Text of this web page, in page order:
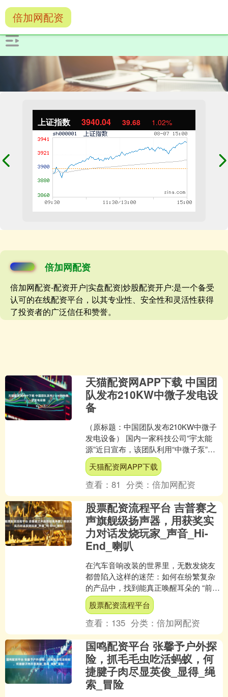
上证指数 3940.04 39.68 1.02%
倍加网配资
倍加网配资-配资开户|实盘配资|炒股配资开户:是一个备受
认可的在线配资平台，以其专业性、安全性和灵活性获得
了投资者的广泛信任和赞誉。
倍加网配资
天猫配资网APP下载 中国团
队发布210KW中微子发电设
备
（原标题：中国团队发布210KW中微子
发电设备） 国内一家科技公司“宇太能
源”近日宣布，该团队利用“中微子泵”技
术制造的发电设备，实现连续72小时运
转，并平均产....
天猫配资网APP下载
查看：81 分类：倍加网配资
股票配资流程平台 吉普赛之
声旗舰级扬声器，用获奖实
力对话发烧玩家_声音_Hi-
End_喇叭
在汽车音响改装的世界里，无数发烧友
都曾陷入这样的迷茫：如何在纷繁复杂
的产品中，找到能真正唤醒耳朵的 “前声
场” 扬声器？GYPSY SOUND（吉普赛之
声）GX....
股票配资流程平台
查看： 135 分类：倍加网配资
国鸣配资平台 张馨予户外探
险，抓毛毛虫吃活蚂蚁，何
捷腱子肉尽显英俊_显得_绳
索_冒险